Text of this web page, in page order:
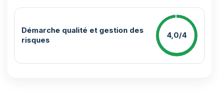
Démarche qualité et gestion des
risques
4,0/4